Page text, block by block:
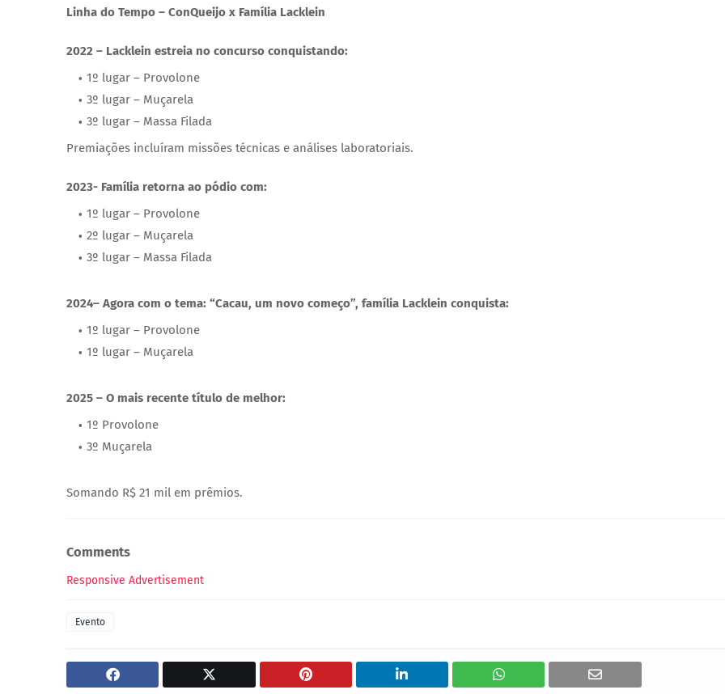
Linha do Tempo – ConQueijo x Família Lacklein
2022 – Lacklein estreia no concurso conquistando:
1º lugar – Provolone
3º lugar – Muçarela
3º lugar – Massa Filada
Premiações incluíram missões técnicas e análises laboratoriais.
2023- Família retorna ao pódio com:
1º lugar – Provolone
2º lugar – Muçarela
3º lugar – Massa Filada
2024– Agora com o tema: “Cacau, um novo começo”, família Lacklein conquista:
1º lugar – Provolone
1º lugar – Muçarela
2025 – O mais recente título de melhor:
1º Provolone
3º Muçarela
Somando R$ 21 mil em prêmios.
Comments
Responsive Advertisement
Evento